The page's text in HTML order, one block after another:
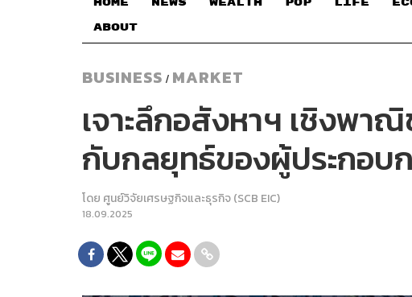
ABOUT
BUSINESS / MARKET
เจาะลึกอสังหาฯ เชิงพ
กับกลยุทธ์ของผู้ประกอบ
โดย ศูนย์วิจัยเศรษฐกิจและธุรกิจ (SCB EIC)
18.09.2025